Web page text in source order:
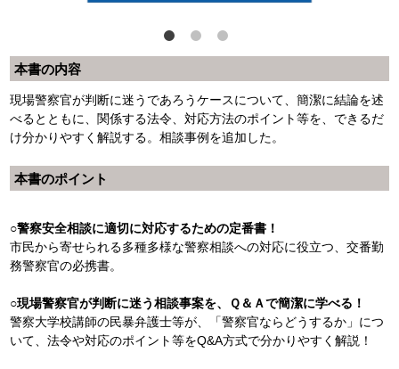
本書の内容
現場警察官が判断に迷うであろうケースについて、簡潔に結論を述
べるとともに、関係する法令、対応方法のポイント等を、できるだ
け分かりやすく解説する。相談事例を追加した。
本書のポイント
○警察安全相談に適切に対応するための定番書！
市民から寄せられる多種多様な警察相談への対応に役立つ、交番勤
務警察官の必携書。
○現場警察官が判断に迷う相談事案を、Ｑ＆Ａで簡潔に学べる！
警察大学校講師の民暴弁護士等が、「警察官ならどうするか」につ
いて、法令や対応のポイント等をQ&A方式で分かりやすく解説！